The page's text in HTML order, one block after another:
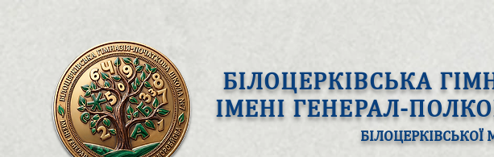
БІЛОЦЕРКІВСЬКА
ІМЕНІ ГЕНЕРАЛ-
БІЛОЦЕРКІВСЬКОЇ